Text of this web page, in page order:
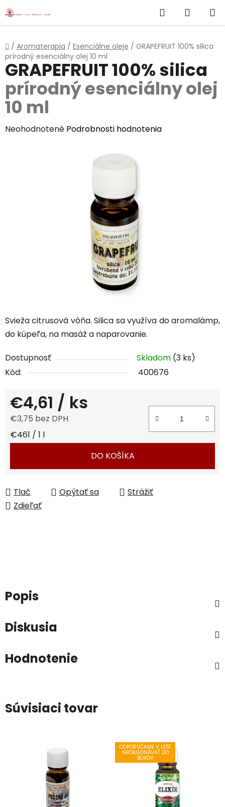
Prejsť
na
Hľadať
KOŠÍK
Domov
/ Aromaterapia / Esenciálne oleje / GRAPEFRUIT 100% silica
prírodný esenciálny olej 10 ml
Svieža citrusová vôňa. Silica sa využíva do aromalámp,
do kúpeľa, na masáž a naparovanie.
Dostupnosť Skladom (3 ks)
Kód:
400676
€4,61 / ks
€3,75 bez DPH
Jednotková cena:
€461 / 1 l
DO KOŠÍKA
Tlač Opýtať sa
Strážiť
Zdieľať
GRAPEFRUIT 100% silica
prírodný esenciálny olej
10 ml
Priemerné
Neohodnotené Podrobnosti hodnotenia
Popis
Diskusia
Hodnotenie
Súvisiaci tovar
ODPORÚČAME V LETE
NEOBJEDNÁVAŤ DO
BOXOV